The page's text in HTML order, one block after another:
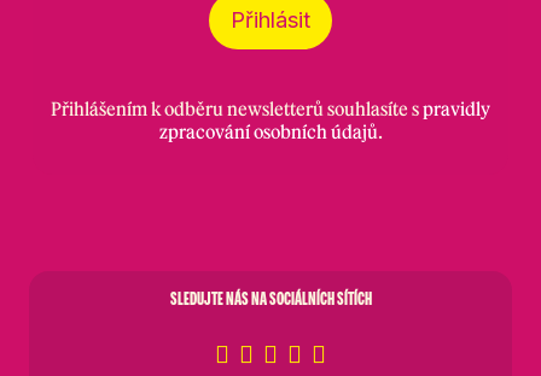
Přihlásit
Přihlášením k odběru newsletterů souhlasíte spravidly
zpracování osobních údajů.
SLEDUJTE NÁS NA SOCIÁLNÍCH SÍTÍCH